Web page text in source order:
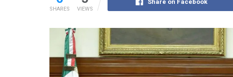
SHARES VIEWS